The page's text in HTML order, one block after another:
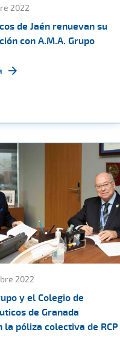
2022
de Jaén renuevan su
con A.M.A. Grupo
2022
y el Colegio de
de Granada
la póliza colectiva de RCP